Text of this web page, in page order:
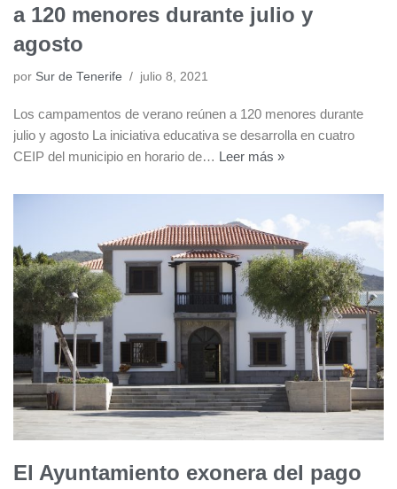
a 120 menores durante julio y
agosto
por Sur de Tenerife julio 8, 2021
Los campamentos de verano reúnen a 120 menores durante
julio y agosto La iniciativa educativa se desarrolla en cuatro
CEIP del municipio en horario de… Leer más »
El Ayuntamiento exonera del pago